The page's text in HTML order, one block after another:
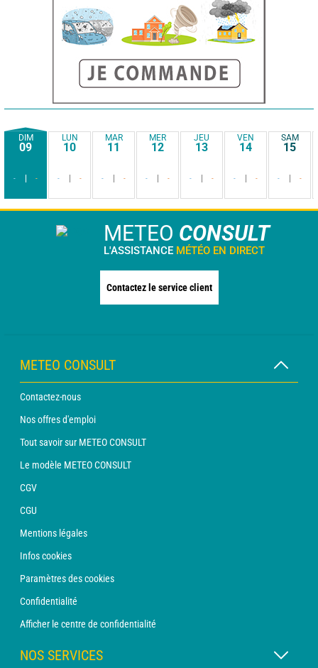
DIM
09
- -
LUN
10
- -
MAR
11
- -
MER
12
- -
JEU
13
- -
VEN
14
- -
SAM
15
- -
METEO CONSULT
L'ASSISTANCE MÉTÉO EN DIRECT
Contactez le service client
METEO CONSULT
Contactez-nous
Nos offres d'emploi
Tout savoir sur METEO CONSULT
Le modèle METEO CONSULT
CGV
CGU
Mentions légales
Infos cookies
Paramètres des cookies
Confidentialité
Afficher le centre de confidentialité
NOS SERVICES